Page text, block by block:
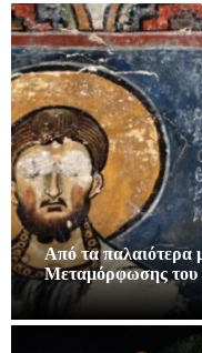
Από τα παλαιότερα
Μεταμόρφωσης